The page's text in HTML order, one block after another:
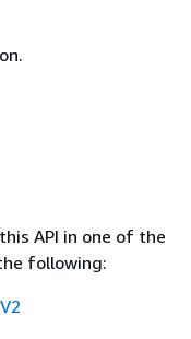
API in one of the
following: